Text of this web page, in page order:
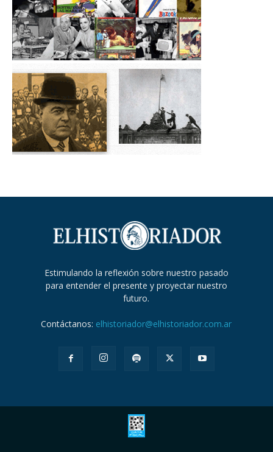
Estimulando la reflexión sobre nuestro pasado
para entender el presente y proyectar nuestro
futuro.
Contáctanos: elhistoriador@elhistoriador.com.ar